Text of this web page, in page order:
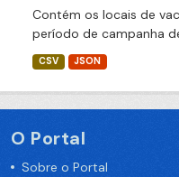
Contém os locais de
período de campanha
CSV JSON
O Portal
Sobre o Portal